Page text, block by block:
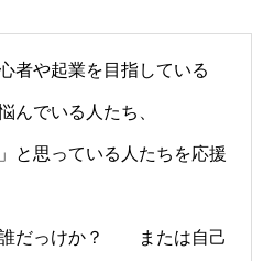
者や起業を目指している
んでいる人たち、
と思っている人たちを応援
だっけか？ または自己